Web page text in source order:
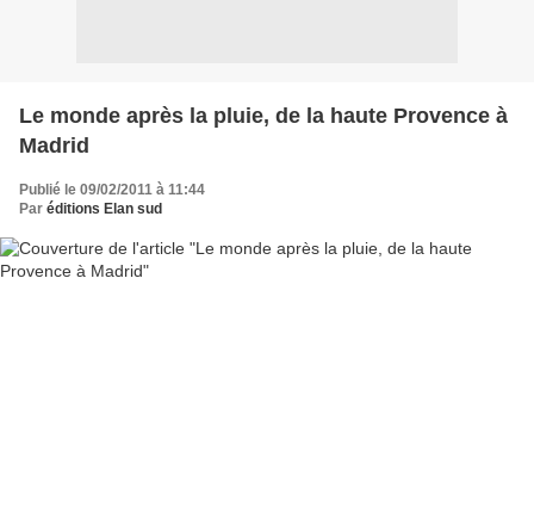
Le monde après la pluie, de la haute Provence à
Madrid
Publié le 09/02/2011 à 11:44
Par éditions Elan sud